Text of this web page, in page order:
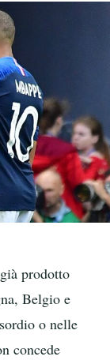
prodotto
Belgio e
o nelle
concede